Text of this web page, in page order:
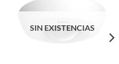
SIN EXISTENCIAS